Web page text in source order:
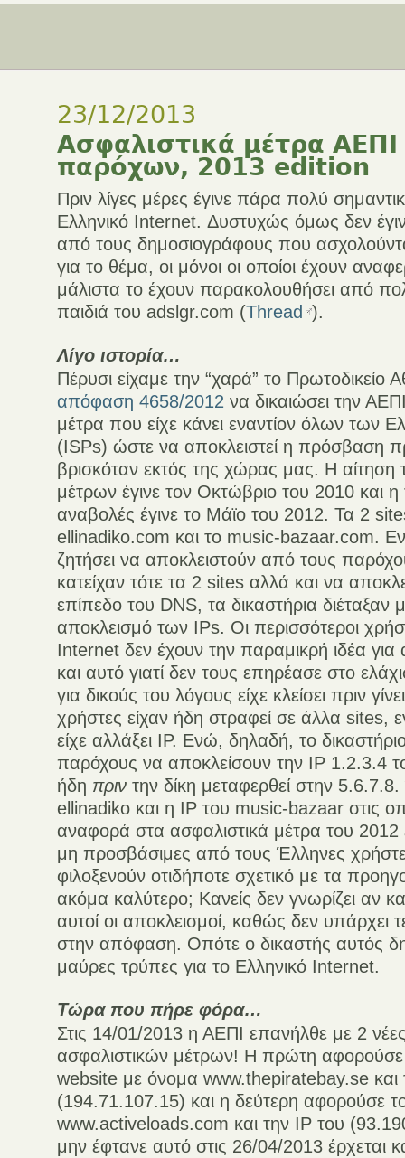
23/12/2013
Ασφαλιστικά μέτρα
παρόχων, 2013 edition
Πριν λίγες μέρες έγινε πάρα πολύ
Ελληνικό Internet. Δυστυχώς όμως δεν
από τους δημοσιογράφους που
για το θέμα, οι μόνοι οι οποίοι έχουν
μάλιστα το έχουν παρακολουθήσει από
παιδιά του adslgr.com (Thread ).
Λίγο ιστορία…
Πέρυσι είχαμε την “χαρά” το Πρωτοδικείο
απόφαση 4658/2012 να δικαιώσει την
μέτρα που είχε κάνει εναντίον όλων των
(ISPs) ώστε να αποκλειστεί η πρόσβαση
βρισκόταν εκτός της χώρας μας. Η αίτηση
μέτρων έγινε τον Οκτώβριο του 2010 και η
αναβολές έγινε το Μάϊο του 2012. Τα 2
ellinadiko.com και το music-bazaar.com.
ζητήσει να αποκλειστούν από τους
κατείχαν τότε τα 2 sites αλλά και να
επίπεδο του DNS, τα δικαστήρια διέταξαν
αποκλεισμό των IPs. Οι περισσότεροι
Internet δεν έχουν την παραμικρή ιδέα
και αυτό γιατί δεν τους επηρέασε στο
για δικούς του λόγους είχε κλείσει πριν
χρήστες είχαν ήδη στραφεί σε άλλα sites,
είχε αλλάξει IP. Ενώ, δηλαδή, το
παρόχους να αποκλείσουν την IP 1.2.3.4
ήδη πριν την δίκη μεταφερθεί στην
ellinadiko και η IP του music-bazaar στις
αναφορά στα ασφαλιστικά μέτρα του 2012
μη προσβάσιμες από τους Έλληνες
φιλοξενούν οτιδήποτε σχετικό με τα
ακόμα καλύτερο; Κανείς δεν γνωρίζει αν
αυτοί οι αποκλεισμοί, καθώς δεν υπάρχει
στην απόφαση. Οπότε ο δικαστής αυτός
μαύρες τρύπες για το Ελληνικό Internet.
Τώρα που πήρε φόρα…
Στις 14/01/2013 η ΑΕΠΙ επανήλθε με 2 νέες
ασφαλιστικών μέτρων! Η πρώτη αφορούσε
website με όνομα www.thepiratebay.se και
(194.71.107.15) και η δεύτερη αφορούσε
www.activeloads.com και την IP του
μην έφτανε αυτό στις 26/04/2013 έρχεται